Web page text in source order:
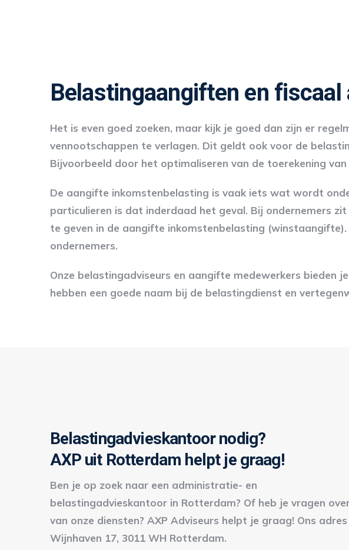
Belastingaangiften en
Het is even goed zoeken, maar kijk je goed dan zijn er
vennootschappen te verlagen. Dit geldt ook voor de
Bijvoorbeeld door het optimaliseren van de toerekening
De aangifte inkomstenbelasting is vaak iets wat wordt
particulieren is dat inderdaad het geval. Bij ondernemers
te geven in de aangifte inkomstenbelasting
ondernemers.
Onze belastingadviseurs en aangifte medewerkers bieden
hebben een goede naam bij de belastingdienst en
Belastingadvieskantoor nodig?
AXP uit Rotterdam helpt je graag!
Ben je op zoek naar een administratie- en
belastingadvieskantoor in Rotterdam? Of heb je vragen
van onze diensten? AXP Adviseurs helpt je graag! Ons adres
Wijnhaven 17, 3011 WH Rotterdam.